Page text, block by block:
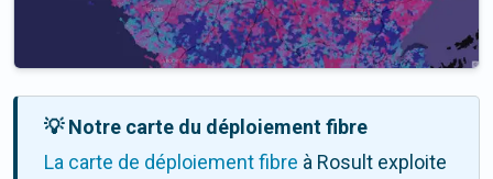
💡 Notre carte du déploiement fibre
La carte de déploiement fibre à Rosult exploite